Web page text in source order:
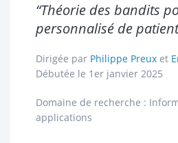
“Théorie des bandits
personnalisé de
Dirigée par Philippe Preux et
Débutée le 1er janvier 2025
Domaine de recherche :
applications